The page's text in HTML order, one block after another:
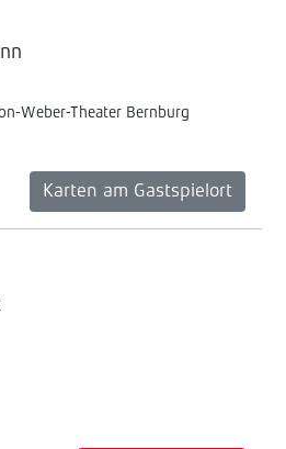
Weber-Theater Bernburg
Karten am Gastspielort